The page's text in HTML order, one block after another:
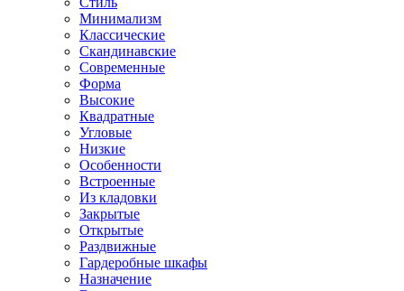
Минимализм
Классические
Скандинавские
Современные
Форма
Высокие
Квадратные
Угловые
Низкие
Особенности
Встроенные
Из кладовки
Закрытые
Открытые
Раздвижные
Гардеробные шкафы
Назначение